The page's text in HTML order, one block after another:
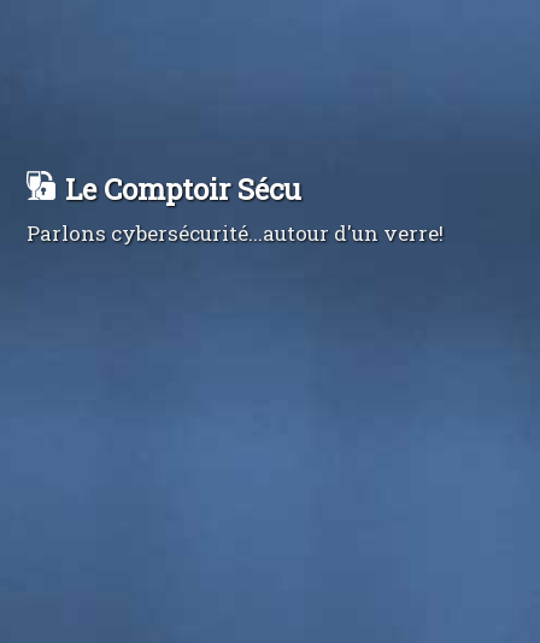
Le Comptoir Sécu
Parlons cybersécurité...autour d'un verre!